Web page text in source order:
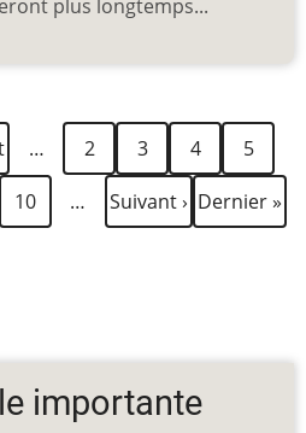
plus longtemps...
… Page
2 Page
3 Page
4 Page
5
Page
10 …
Page
suivante
Suivant › Dernière
page
Dernier »
importante